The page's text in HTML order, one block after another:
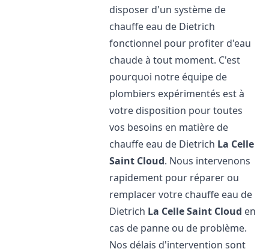
disposer d'un système de
chauffe eau de Dietrich
fonctionnel pour profiter d'eau
chaude à tout moment. C'est
pourquoi notre équipe de
plombiers expérimentés est à
votre disposition pour toutes
vos besoins en matière de
chauffe eau de Dietrich La Celle
Saint Cloud. Nous intervenons
rapidement pour réparer ou
remplacer votre chauffe eau de
Dietrich La Celle Saint Cloud en
cas de panne ou de problème.
Nos délais d'intervention sont